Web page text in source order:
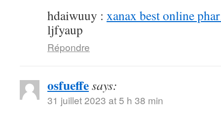
hdaiwuuy : xanax best online
ljfyaup
Répondre
osfueffesays:
31 juillet 2023 at 5 h 38 min